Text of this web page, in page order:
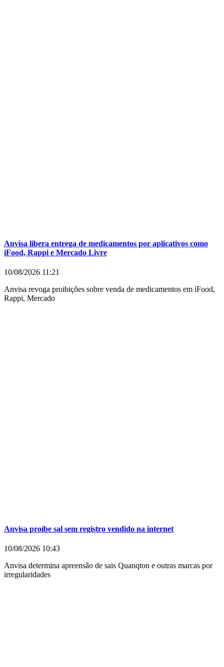
Anvisa libera entrega de medicamentos por aplicativos como
iFood, Rappi e Mercado Livre
10/08/2026 11:21
Anvisa revoga proibições sobre venda de medicamentos em iFood,
Rappi, Mercado
Anvisa proíbe sal sem registro vendido na internet
10/08/2026 10:43
Anvisa determina apreensão de sais Quanqton e outras marcas por
irregularidades